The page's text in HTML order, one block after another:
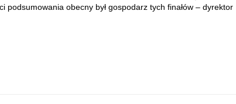
podsumowania obecny był gospodarz tych finałów – dyrektor